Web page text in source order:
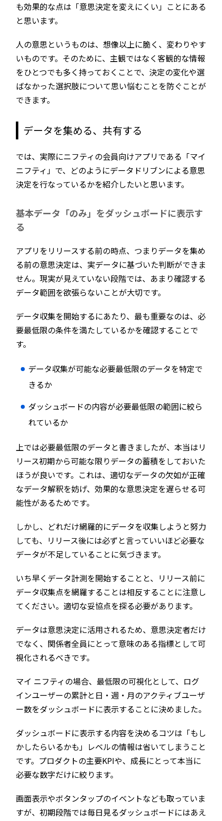
も効果的な点は「意思決定を変えにくい」ことにある
と思います。
人の意思というものは、想像以上に脆く、変わりやす
いものです。そのために、主観ではなく客観的な情報
をひとつでも多く持っておくことで、決定の変化や選
ばなかった選択肢について思い悩むことを防ぐことが
できます。
データを集める、共有する
では、実際にニフティの会員向けアプリである「マイ
ニフティ」で、どのようにデータドリブンによる意思
決定を行なっているかを紹介したいと思います。
基本データ「のみ」をダッシュボードに表示す
る
アプリをリリースする前の時点、つまりデータを集め
る前の意思決定は、実データに基づいた判断ができま
せん。現実が見えていない段階では、あまり確認する
データ範囲を欲張らないことが大切です。
データ収集を開始するにあたり、最も重要なのは、必
要最低限の条件を満たしているかを確認することで
す。
データ収集が可能な必要最低限のデータを特定で
きるか
ダッシュボードの内容が必要最低限の範囲に絞ら
れているか
上では必要最低限のデータと書きましたが、本当はリ
リース初期から可能な限りデータの蓄積をしておいた
ほうが良いです。これは、適切なデータの欠如が正確
なデータ解釈を妨げ、効果的な意思決定を遅らせる可
能性があるためです。
しかし、どれだけ網羅的にデータを収集しようと努力
しても、リリース後には必ずと言っていいほど必要な
データが不足していることに気づきます。
いち早くデータ計測を開始することと、リリース前に
データ収集点を網羅することは相反することに注意し
てください。適切な妥協点を探る必要があります。
データは意思決定に活用されるため、意思決定者だけ
でなく、関係者全員にとって意味のある指標として可
視化されるべきです。
マイ ニフティの場合、最低限の可視化として、ログ
インユーザーの累計と日・週・月のアクティブユーザ
ー数をダッシュボードに表示することに決めました。
ダッシュボードに表示する内容を決めるコツは「もし
かしたらいるかも」レベルの情報は省いてしまうこと
です。プロダクトの主要KPIや、成長にとって本当に
必要な数字だけに絞ります。
画面表示やボタンタップのイベントなども取っていま
すが、初期段階では毎日見るダッシュボードにはあえ